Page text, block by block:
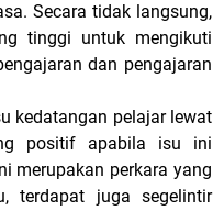
Secara tidak langsung,
tinggi untuk mengikuti
dan pengajaran
pelajar lewat
positif apabila isu ini
merupakan perkara yang
terdapat juga segelintir